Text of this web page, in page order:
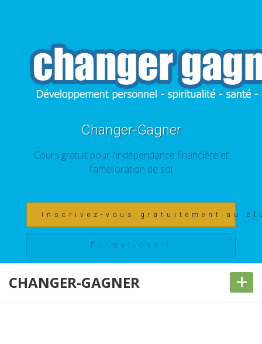
Changer-Gagner
Cours gratuit pour l'indépendance financière et
l'amélioration de soi
Inscrivez-vous gratuitement au
Formations !
CHANGER-GAGNER +